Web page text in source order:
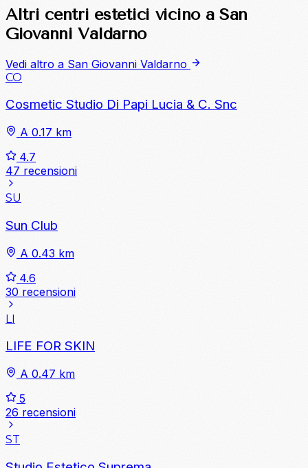
Altri centri estetici vicino a San
Giovanni Valdarno
Vedi altro a San Giovanni Valdarno
CO
Cosmetic Studio Di Papi Lucia & C. Snc
A 0.17 km
4.7
47 recensioni
SU
Sun Club
A 0.43 km
4.6
30 recensioni
LI
LIFE FOR SKIN
A 0.47 km
5
26 recensioni
ST